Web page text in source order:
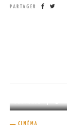
PARTAGER
CINÉMA